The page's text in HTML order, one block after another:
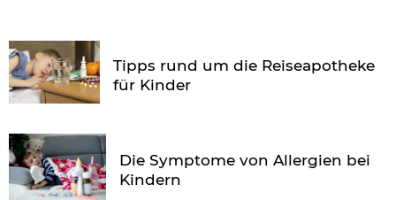
Tipps rund um die Reiseapotheke
für Kinder
Die Symptome von Allergien bei
Kindern